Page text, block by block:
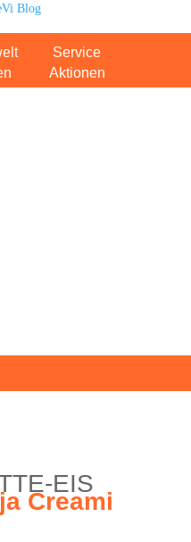
Service
Aktionen
EIS
Creami